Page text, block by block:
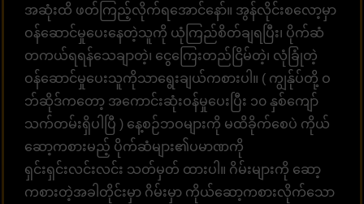
အဆုံးထိ ဖတ်ကြည့်လိုက်ရအောင်နော်။ အွန်လိုင်းစလော့မှာ
ဝန်ဆောင်မှုပေးနေတဲ့သူကို ယုံကြည်စိတ်ချရပြီး၊ ပိုက်ဆံ
တကယ်ရရန်သေချာတဲ့၊ ငွေကြေးတည်ငြိမ်တဲ့၊ လုံခြုံတဲ့
ဝန်ဆောင်မှုပေးသူကိုသာရွေးချယ်ကစားပါ။ ( ကျွန်ုပ်တို့ ဝ
ဘ်ဆိုဒ်ကတော့ အကောင်းဆုံးဝန်မှုပေးပြီး ၁၀ နှစ်ကျော်
သက်တမ်းရှိပါပြီ ) နေ့စဉ်ဘဝများကို မထိခိုက်စေပဲ ကိုယ်
ဆော့ကစားမည့် ပိုက်ဆံများ၏ပမာဏကို
ရှင်းရှင်းလင်းလင်း သတ်မှတ် ထားပါ။ ဂိမ်းများကို ဆော့
ကစားတဲ့အခါတိုင်းမှာ ဂိမ်းမှာ ကိုယ်ဆော့ကစားလိုက်သော